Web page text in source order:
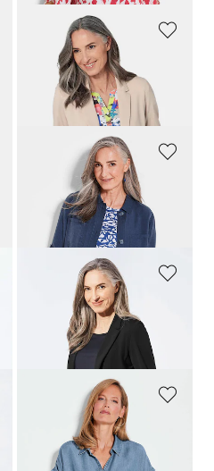
GOLDNER
279,00 CHF
Hemdjacke
159,00 CHF259,00 CHF
279,00 CHF
Bluse in Denim-Optik
99,00 CHF
139,00 CHF